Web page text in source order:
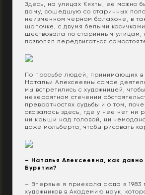
Здесь, на улицах Кяхты, ее можно
даму, сошедшую со старинных
неизменном черном балахоне, в
шапочке, с двумя белыми
шествовала по старинным улицам,
позволял передвигаться
По просьбе людей, принимающих в
Натальи Алексеевны самое
мы встретились с художницей,
невероятном стечении
превратностях судьбы и о том,
оказалась здесь, где у нее нет ни
ни крыши над головой, ни
даже мольберта, чтобы рисовать
– Наталья Алексеевна, как
Бурятии?
– Впервые я приехала сюда в 1983
художников в Академию наук,